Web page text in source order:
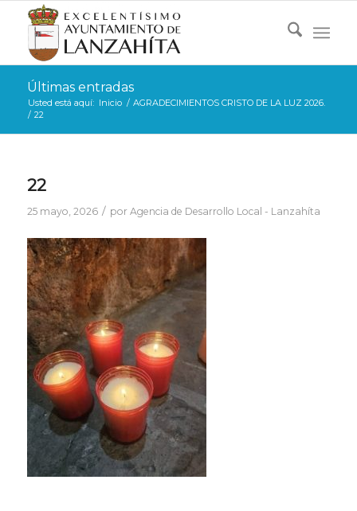
Últimas entradas
Usted está aquí: Inicio / AGRADECIMIENTOS CRISTO DE LA LUZ 2026.
/ 22
22
25 mayo, 2026 / por Agencia de Desarrollo Local - Lanzahíta